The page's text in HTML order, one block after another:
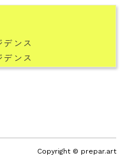
った表現に関わる生活
有しながら組織を運営
題を止血しながら、そ
させているのか、
事録から探ってみた。
ンス
ンス
Copyright © prepar.art